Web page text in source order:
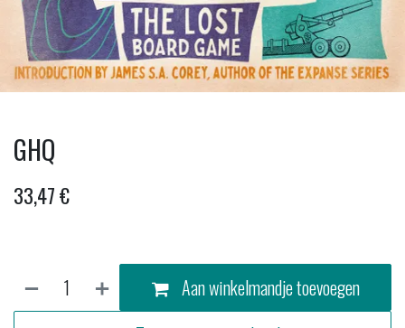
GHQ
33,47€
Aan winkelmandje toevoegen